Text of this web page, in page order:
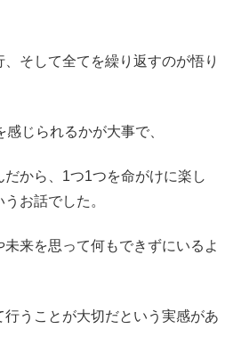
そして全てを繰り返すのが悟り
じられるかが大事で、
から、1つ1つを命がけに楽し
お話でした。
来を思って何もできずにいるよ
行うことが大切だという実感があ